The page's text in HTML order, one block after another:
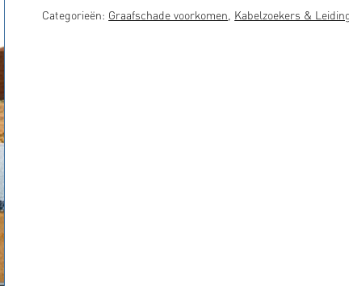
Categorieën: Graafschade voorkomen, Kabelzoekers &